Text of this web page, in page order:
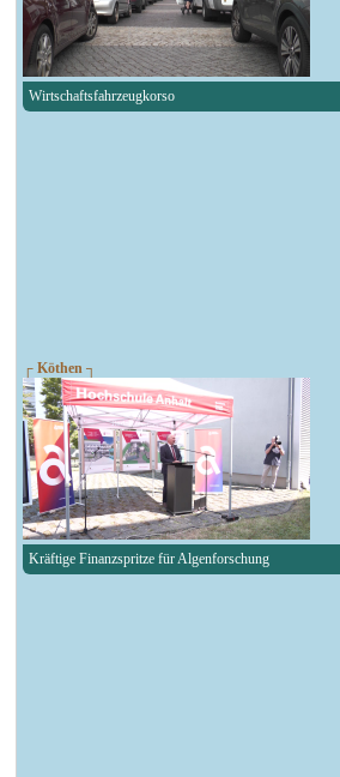
Wirtschaftsfahrzeugkorso
┌ Köthen ┐
Kräftige Finanzspritze für Algenforschung